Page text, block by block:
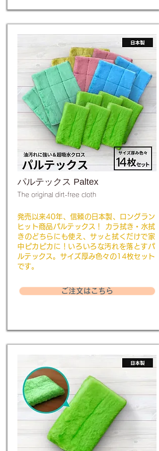
パルテックス Paltex
The original dirt-free cloth
発売以来40年、信頼の日本製、ロングラン
ヒット商品パルテックス！ カラ拭き・水拭
きのどちらにも使え、サッと拭くだけで家
中ピカピカに！いろいろな汚れを落とすパ
ルテックス。サイズ厚み色々の14枚セット
です。
ご注文はこちら